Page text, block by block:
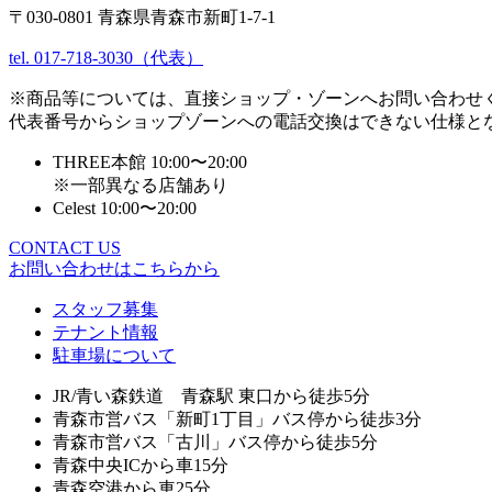
〒030-0801 青森県青森市新町1-7-1
tel. 017-718-3030（代表）
※商品等については、直接ショップ・ゾーンへお問い合わせ
代表番号からショップゾーンへの電話交換はできない仕様と
THREE本館 10:00〜20:00
※一部異なる店舗あり
Celest 10:00〜20:00
CONTACT US
お問い合わせはこちらから
スタッフ募集
テナント情報
駐車場について
JR/青い森鉄道 青森駅 東口から徒歩5分
青森市営バス「新町1丁目」バス停から徒歩3分
青森市営バス「古川」バス停から徒歩5分
青森中央ICから車15分